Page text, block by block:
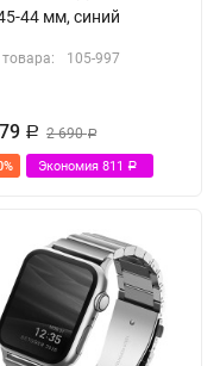
44 мм, синий
105-997
Р 2 690Р
Экономия 811 Р